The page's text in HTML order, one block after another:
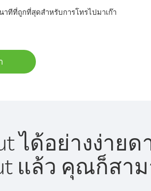
ทีที่ถูกที่สุดสำหรับการโทรไปมาเก๊า
ได้อย่างง่ายด
แล้ว คุณก็สา